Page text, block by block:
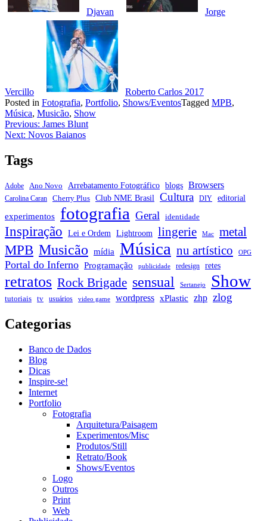
Djavan Jorge
Vercillo
Roberto Carlos 2017
Posted in Fotografia, Portfolio, Shows/EventosTagged MPB,
Música, Musicão, Show
Navegação
de
Post
Previous: James Blunt
Next: Novos Baianos
Tags
Adobe Ano Novo Arrebatamento Fotográfico blogs Browsers
Carolina Caran Cherry Plus Club NME Brasil Cultura DIY
editorial
experimentos
fotografia Geral identidade
Inspiração Lei e Ordem Lightroom lingerie Mac metal
MPB Musicão mídia Música nu artístico OPG
Portal do Inferno Programação publicidade redesign retes
retratos Rock Brigade sensual Sertanejo Show
tutoriais tv usuários video game wordpress xPlastic zhp zlog
Categorias
Banco de Dados
Blog
Dicas
Inspire-se!
Internet
Portfolio
Fotografia
Arquitetura/Paisagem
Experimentos/Misc
Produtos/Still
Retrato/Book
Shows/Eventos
Logo
Outros
Print
Web